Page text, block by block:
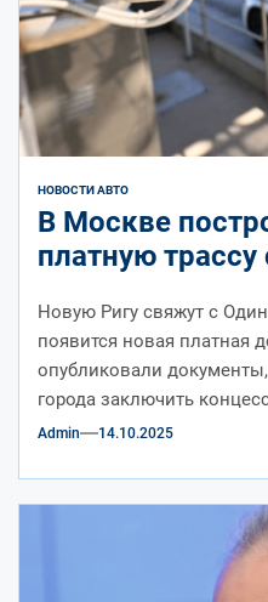
НОВОСТИ АВТО
В Москве
платную
Новую Ригу свяжут с
появится новая платная
опубликовали
города заключить
строительству новой...
Admin 14.10.2025